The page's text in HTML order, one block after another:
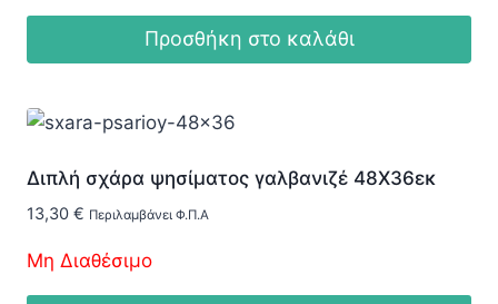
Προσθήκη στο καλάθι
Διπλή σχάρα ψησίματος γαλβανιζέ 48Χ36εκ
13,30 € Περιλαμβάνει Φ.Π.Α
Μη Διαθέσιμο